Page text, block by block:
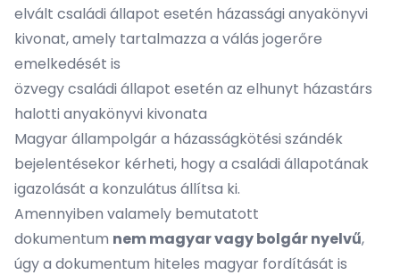
elvált családi állapot esetén házassági anyakönyvi
kivonat, amely tartalmazza a válás jogerőre
emelkedését is
özvegy családi állapot esetén az elhunyt házastárs
halotti anyakönyvi kivonata
Magyar állampolgár a házasságkötési szándék
bejelentésekor kérheti, hogy a családi állapotának
igazolását a konzulátus állítsa ki.
Amennyiben valamely bemutatott
dokumentum nem magyar vagy bolgár nyelvű,
úgy a dokumentum hiteles magyar fordítását is